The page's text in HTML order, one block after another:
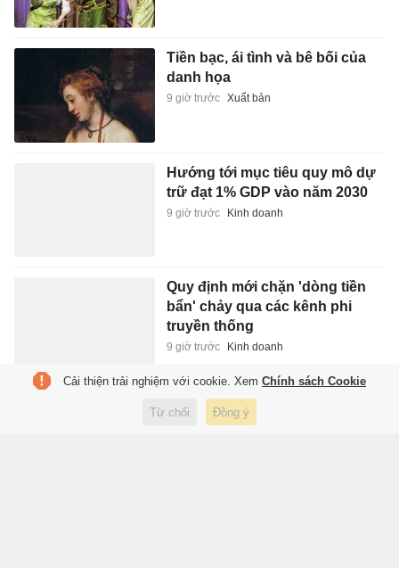
Tiền bạc, ái tình và bê bối của
danh họa
9 giờ trước Xuất bản
Hướng tới mục tiêu quy mô dự
trữ đạt 1% GDP vào năm 2030
9 giờ trước Kinh doanh
Quy định mới chặn 'dòng tiền
bẩn' chảy qua các kênh phi
truyền thống
9 giờ trước Kinh doanh
Cơn sốt săn Labubu, Pokémon
phủ khắp Hong Kong
Cải thiện trải nghiệm với cookie. Xem Chính sách Cookie
Từ chối Đồng ý